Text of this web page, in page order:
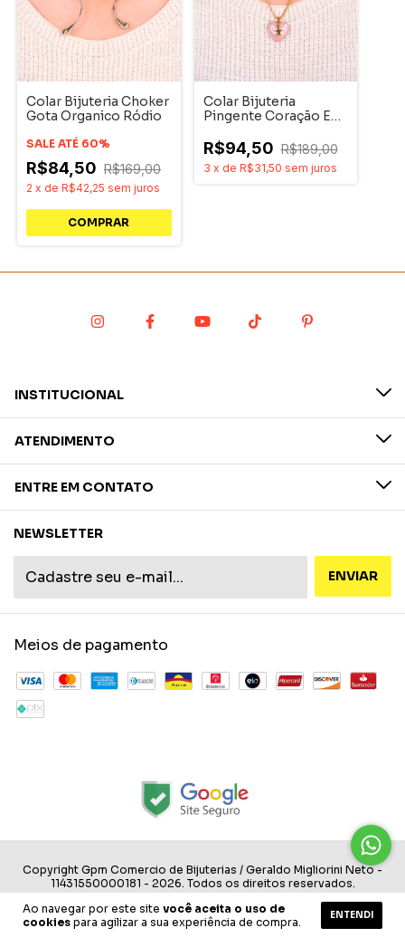
Ao navegar por este site você aceita o uso de
cookies para agilizar a sua experiência de compra.
ENTENDI
Colar Bijuteria Choker
Gota Organico Ródio
SALE ATÉ 60%
R$84,50 R$169,00
2 x de R$42,25 sem juros
Colar Bijuteria
Pingente Coração E
R$94,50 R$189,00
3 x de R$31,50 sem juros
INSTITUCIONAL
ATENDIMENTO
ENTRE EM CONTATO
NEWSLETTER
Meios de pagamento
Copyright Gpm Comercio de Bijuterias / Geraldo Migliorini Neto -
11431550000181 - 2026. Todos os direitos reservados.
desenvolvido por commwork.